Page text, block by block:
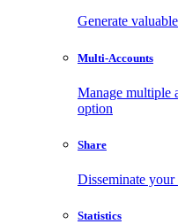
Generate
Multi-Accounts
Manage multiple
option
Share
Disseminate
Statistics